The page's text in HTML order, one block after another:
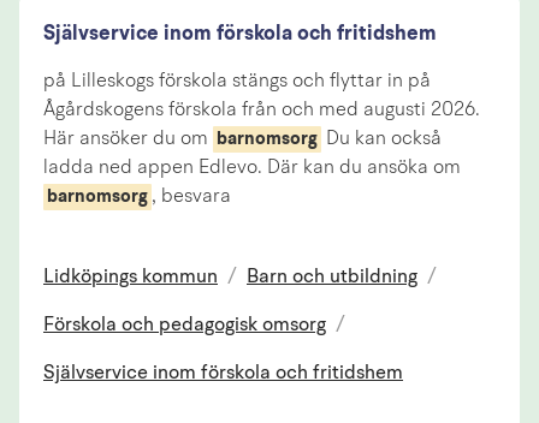
Självservice inom förskola och fritidshem
på Lilleskogs förskola stängs och flyttar in på
Ågårdskogens förskola från och med augusti 2026.
Här ansöker du om
barnomsorg Du kan också
ladda ned appen Edlevo. Där kan du ansöka om
barnomsorg , besvara
Lidköpings kommun / Barn och utbildning /
Förskola och pedagogisk omsorg /
Självservice inom förskola och fritidshem